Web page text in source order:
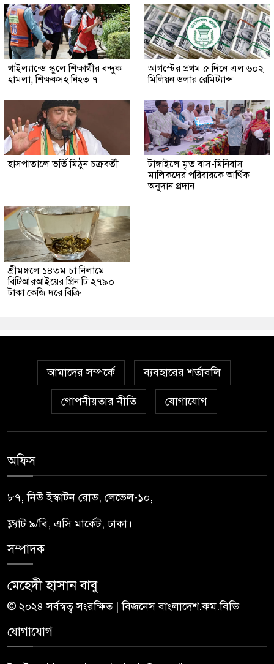
থাইল্যান্ডে স্কুলে শিক্ষার্থীর বন্দুক
হামলা, শিক্ষকসহ নিহত ৭
আগস্টের প্রথম ৫ দিনে এল ৬০২
মিলিয়ন ডলার রেমিট্যান্স
হাসপাতালে ভর্তি মিঠুন চক্রবর্তী
টাঙ্গাইলে মৃত বাস-মিনিবাস
মালিকদের পরিবারকে আর্থিক
অনুদান প্রদান
শ্রীমঙ্গলে ১৪তম চা নিলামে
বিটিআরআইয়ের গ্রিন টি ২৭৯০
টাকা কেজি দরে বিক্রি
আমাদের সম্পর্কে ব্যবহারের শর্তাবলি
গোপনীয়তার নীতি যোগাযোগ
অফিস
৮৭, নিউ ইস্কাটন রোড, লেভেল-১০,
ফ্ল্যাট ৯/বি, এসি মার্কেট, ঢাকা।
সম্পাদক
মেহেদী হাসান বাবু
© ২০২৪ সর্বস্বত্ব সংরক্ষিত | বিজনেস বাংলাদেশ.কম.বিডি
যোগাযোগ